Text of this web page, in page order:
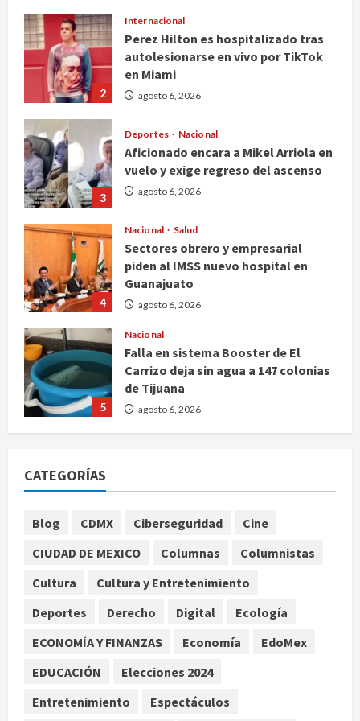
2
Internacional
Perez Hilton es hospitalizado tras
autolesionarse en vivo por TikTok
en Miami
agosto 6, 2026
3
Deportes Nacional
Aficionado encara a Mikel Arriola en
vuelo y exige regreso del ascenso
agosto 6, 2026
4
Nacional Salud
Sectores obrero y empresarial
piden al IMSS nuevo hospital en
Guanajuato
agosto 6, 2026
5
Nacional
Falla en sistema Booster de El
Carrizo deja sin agua a 147 colonias
de Tijuana
agosto 6, 2026
Nacional
pesos en CDMX
Perez Hilton es hospitalizado tras
en Miami
agosto 6, 2026
Aficionado encara a Mikel Arriola en
agosto 6, 2026
CATEGORÍAS
Blog CDMX Ciberseguridad
Cine
CIUDAD DE MEXICO
Columnas
Columnistas
Cultura
Cultura y Entretenimiento
Deportes
Derecho Digital
Ecología
ECONOMÍA Y FINANZAS
Economía
EdoMex
EDUCACIÓN
Elecciones 2024
Entretenimiento
Espectáculos